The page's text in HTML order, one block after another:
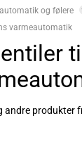
og følere
varmeautomatik
produkter